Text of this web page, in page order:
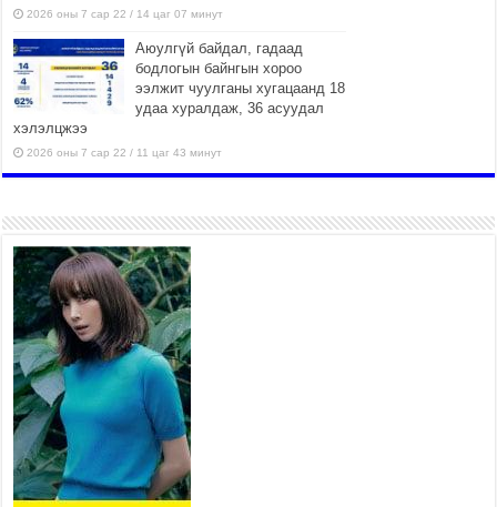
2026 оны 7 сар 22 / 14 цаг 07 минут
Аюулгүй байдал, гадаад
бодлогын байнгын хороо
ээлжит чуулганы хугацаанд 18
удаа хуралдаж, 36 асуудал
хэлэлцжээ
2026 оны 7 сар 22 / 11 цаг 43 минут
боломжтой-Хүүхэд хөгжүүлэх
төв” байгуулах төсөлд төр,
хувийн хэвшлийн түншлэлийн хүрээнд хамтран
ажиллахыг урьж байна
2026 оны 7 сар 22 / 9 цаг 28 минут
Б.Пүрэвдагва: “Урт цагаан”-ыг
залуучууд чөлөөт цагаа
өнгөрүүлдэг, жуулчид зорьж
ирдэг цэг болгоно
2026 оны 7 сар 21 / 16 цаг 47 минут
Тусгай замын автобус /BRT/ төслийн удирдах
хорооны ээлжит хуралдаан боллоо